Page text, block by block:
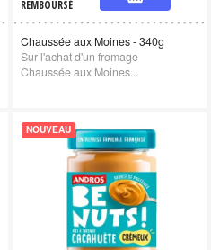
REMBOURSÉ
Chaussée aux Moines - 340g
Sur l'achat d'un fromage
Chaussée aux Moines...
NOUVEAU